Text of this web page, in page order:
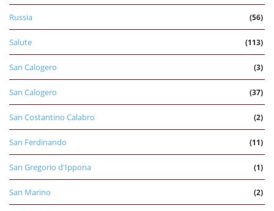
Russia (56)
Salute (113)
San Calogero (3)
San Calogero (37)
San Costantino Calabro (2)
San Ferdinando (11)
San Gregorio d'Ippona (1)
San Marino (2)